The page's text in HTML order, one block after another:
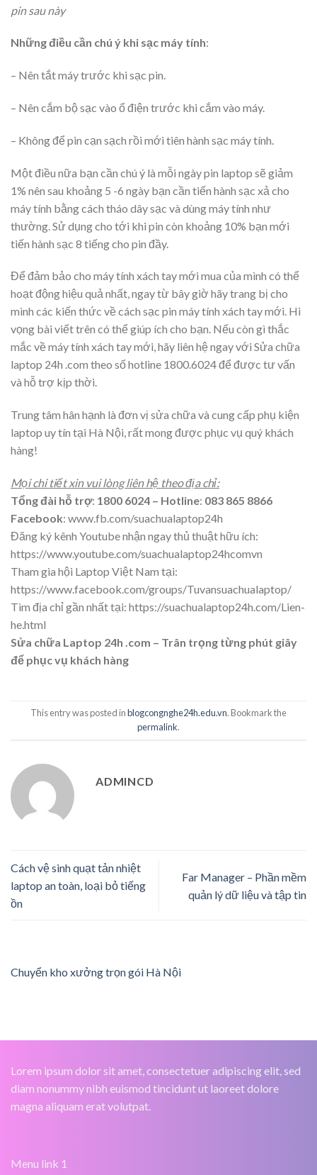
pin sau này
Những điều cần chú ý khi sạc máy tính:
– Nên tắt máy trước khi sạc pin.
– Nên cắm bộ sạc vào ổ điện trước khi cắm vào máy.
– Không để pin cạn sạch rồi mới tiên hành sạc máy tính.
Một điều nữa bạn cần chú ý là mỗi ngày pin laptop sẽ giảm
1% nên sau khoảng 5 -6 ngày bạn cần tiến hành sạc xả cho
máy tính bằng cách tháo dây sạc và dùng máy tính như
thường. Sử dụng cho tới khi pin còn khoảng 10% bạn mới
tiến hành sạc 8 tiếng cho pin đầy.
Để đảm bảo cho máy tính xách tay mới mua của mình có thể
hoạt động hiệu quả nhất, ngay từ bây giờ hãy trang bị cho
mình các kiến thức về cách sạc pin máy tính xách tay mới. Hi
vọng bài viết trên có thể giúp ích cho bạn. Nếu còn gì thắc
mắc về máy tính xách tay mới, hãy liên hệ ngay với Sửa chữa
laptop 24h .com theo số hotline 1800.6024 để được tư vấn
và hỗ trợ kịp thời.
Trung tâm hân hạnh là đơn vị sửa chữa và cung cấp phụ kiện
laptop uy tín tại Hà Nội, rất mong được phục vụ quý khách
hàng!
Mọi chi tiết xin vui lòng liên hệ theo địa chỉ:
Tổng đài hỗ trợ: 1800 6024 – Hotline: 083 865 8866
Facebook: www.fb.com/suachualaptop24h
Đăng ký kênh Youtube nhận ngay thủ thuật hữu ích:
https://www.youtube.com/suachualaptop24hcomvn
Tham gia hội Laptop Việt Nam tại:
https://www.facebook.com/groups/Tuvansuachualaptop/
Tìm địa chỉ gần nhất tại: https://suachualaptop24h.com/Lien-
he.html
Sửa chữa Laptop 24h .com – Trân trọng từng phút giây
để phục vụ khách hàng
This entry was posted inblogcongnghe24h.edu.vn. Bookmark the
permalink.
ADMINCD
Cách vệ sinh quạt tản nhiệt
laptop an toàn, loại bỏ tiếng
ồn
Far Manager – Phần mềm
quản lý dữ liệu và tập tin
Chuyển kho xưởng trọn gói Hà Nội
Lorem ipsum dolor sit amet, consectetuer adipiscing elit, sed
diam nonummy nibh euismod tincidunt ut laoreet dolore
magna aliquam erat volutpat.
Menu link 1